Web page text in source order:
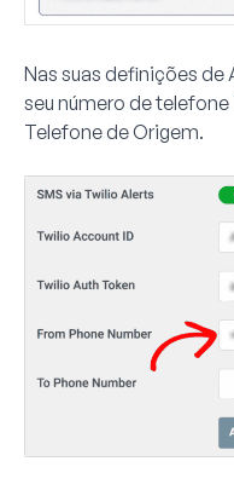
Nas suas definições de
seu número de
Telefone de Origem.